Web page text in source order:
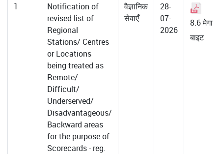
1
Notification of
revised list of
Regional
Stations/ Centres
or Locations
being treated as
Remote/
Difficult/
Underserved/
Disadvantageous/
Backward areas
for the purpose of
Scorecards - reg.
वैज्ञानिक
सेवाएँ
28-
07-
2026
8.6 मेगा
बाइट